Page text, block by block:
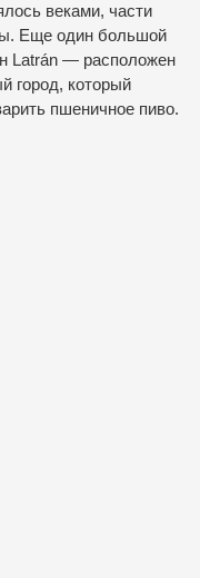
веками, части
Еще один большой
Latrán — расположен
город, который
пшеничное пиво.